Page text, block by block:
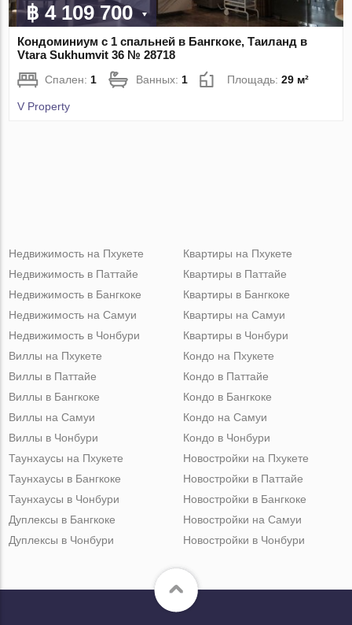
฿ 4 109 700
Кондоминиум с 1 спальней в Бангкоке, Таиланд в
Vtara Sukhumvit 36 № 28718
Спален: 1 Ванных: 1 Площадь:29 м²
V Property
Недвижимость на Пхукете
Недвижимость в Паттайе
Недвижимость в Бангкоке
Недвижимость на Самуи
Недвижимость в Чонбури
Квартиры на Пхукете
Квартиры в Паттайе
Квартиры в Бангкоке
Квартиры на Самуи
Квартиры в Чонбури
Виллы на Пхукете
Виллы в Паттайе
Виллы в Бангкоке
Виллы на Самуи
Виллы в Чонбури
Кондо на Пхукете
Кондо в Паттайе
Кондо в Бангкоке
Кондо на Самуи
Кондо в Чонбури
Таунхаусы на Пхукете
Таунхаусы в Бангкоке
Таунхаусы в Чонбури
Дуплексы в Бангкоке
Дуплексы в Чонбури
Новостройки на Пхукете
Новостройки в Паттайе
Новостройки в Бангкоке
Новостройки на Самуи
Новостройки в Чонбури